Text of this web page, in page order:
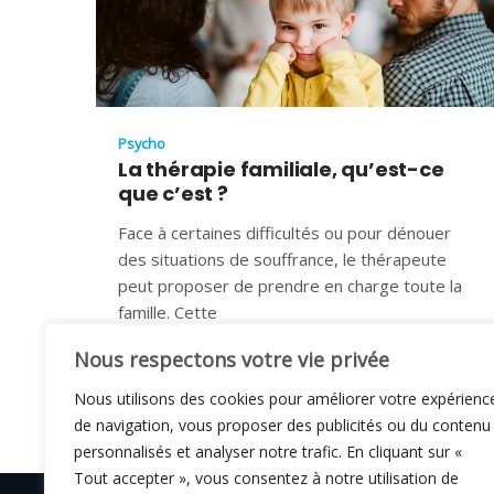
Nous respectons votre vie privée
Nous utilisons des cookies pour améliorer votre
de navigation, vous proposer des publicités ou du contenu
personnalisés et analyser notre trafic. En cliquant sur «
Tout accepter », vous consentez à notre utilisation de
Psycho
La thérapie familiale, qu’est-ce
que c’est ?
Face à certaines difficultés ou pour dénouer
des situations de souffrance, le thérapeute
peut proposer de prendre en charge toute la
famille. Cette
14 JUILLET 2020